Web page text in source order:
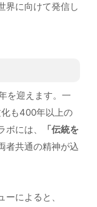
界に向けて発信し
を迎えます。一
も400年以上の
には、
「伝統を
者共通の精神が込
によると、